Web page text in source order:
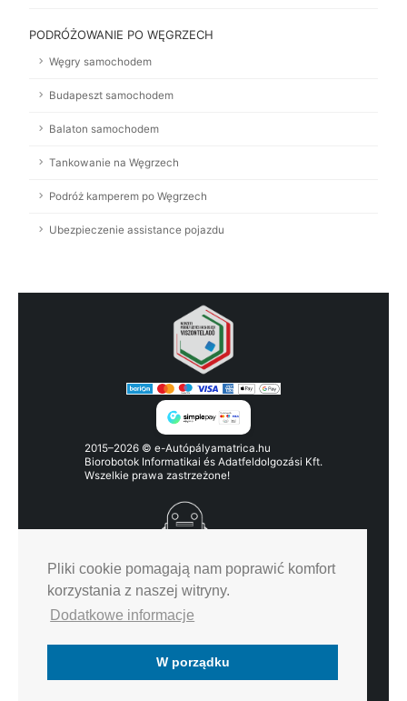
Pliki cookie pomagają nam poprawić komfort
korzystania z naszej witryny.
Dodatkowe informacje
W porządku
PODRÓŻOWANIE PO WĘGRZECH
Węgry samochodem
Budapeszt samochodem
Balaton samochodem
Tankowanie na Węgrzech
Podróż kamperem po Węgrzech
Ubezpieczenie assistance pojazdu
2015–2026 © e-Autópályamatrica.hu
Biorobotok Informatikai és Adatfeldolgozási Kft.
Wszelkie prawa zastrzeżone!
Warunki korzystania
Kontakt